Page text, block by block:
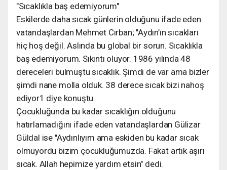
"Sıcaklıkla baş edemiyorum"
Eskilerde daha sıcak günlerin olduğunu ifade eden
vatandaşlardan Mehmet Cırban; "Aydın’ın sıcakları
hiç hoş değil. Aslında bu global bir sorun. Sıcaklıkla
baş edemiyorum. Sıkıntı oluyor. 1986 yılında 48
dereceleri bulmuştu sıcaklık. Şimdi de var ama bizler
şimdi nane molla olduk. 38 derece sıcak bizi nahoş
ediyor1 diye konuştu.
Çocukluğunda bu kadar sıcaklığın olduğunu
hatırlamadığını ifade eden vatandaşlardan Gülizar
Güldal ise "Aydınlıyım ama eskiden bu kadar sıcak
olmuyordu bizim çocukluğumuzda. Fakat artık aşırı
sıcak. Allah hepimize yardım etsin" dedi.